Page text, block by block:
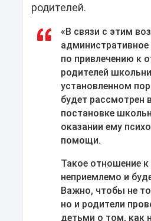
родителей.
«В связи с этим
по привлечению к
родителей
установленном
будет рассмотрен
постановке
оказании ему
помощи.
Такое отношение к
неприемлемо и
Важно, чтобы не
но и родители
детьми о том, как